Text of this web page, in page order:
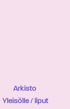
Arkisto
Yleisölle / liput